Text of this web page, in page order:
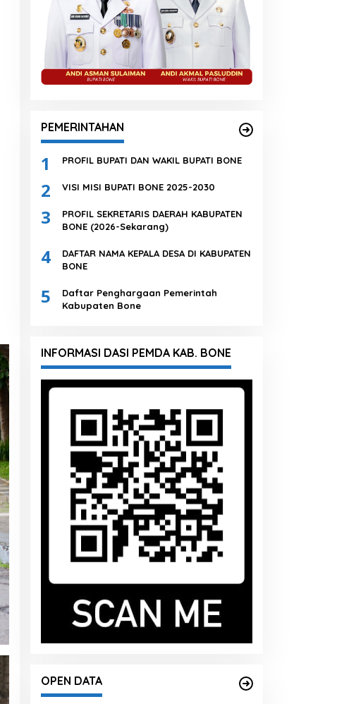
PEMERINTAHAN
1 PROFIL BUPATI DAN WAKIL BUPATI BONE
2 VISI MISI BUPATI BONE 2025-2030
3
PROFIL SEKRETARIS DAERAH KABUPATEN
BONE (2026-Sekarang)
4
DAFTAR NAMA KEPALA DESA DI KABUPATEN
BONE
5
Daftar Penghargaan Pemerintah
Kabupaten Bone
INFORMASI DASI PEMDA KAB. BONE
OPEN DATA